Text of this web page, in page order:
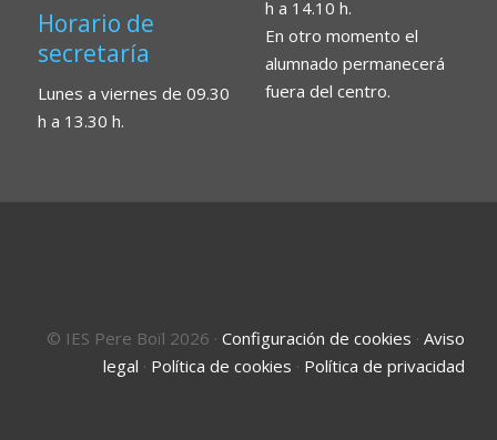
Horario de
secretaría
Lunes a viernes de 09.30
h a 13.30 h.
h a 14.10 h.
En otro momento el
alumnado permanecerá
fuera del centro.
© IES Pere Boïl 2026 · Configuración de cookies · Aviso
legal · Política de cookies · Política de privacidad